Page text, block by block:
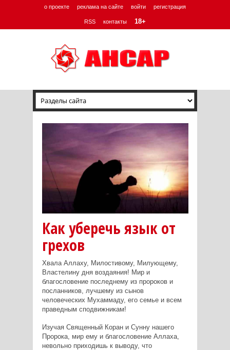
о проекте реклама на сайте войти регистрация
RSS контакты 18+
Как уберечь язык от
грехов
Хвала Аллаху, Милостивому, Милующему,
Властелину дня воздаяния! Мир и
благословение последнему из пророков и
посланников, лучшему из сынов
человеческих Мухаммаду, его семье и всем
праведным сподвижникам!
Изучая Священный Коран и Сунну нашего
Пророка, мир ему и благословение Аллаха,
невольно приходишь к выводу, что